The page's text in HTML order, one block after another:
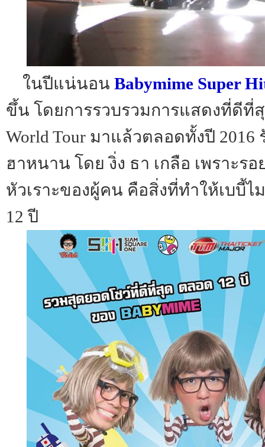
ในปีแน่นอน Babymime Super
ขึ้น โดยการรวบรวมการแสดงที่ดีที่
World Tour มาแล้วตลอดทั้งปี
ฮาหนาน โดย งิ่ง ธา เกลือ เพราะร
หัวเราะของผู้คน คือสิ่งที่ทำให้เบบี้ไ
12 ปี